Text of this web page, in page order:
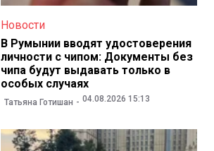
Новости
В Румынии вводят удостоверения
личности с чипом: Документы без
чипа будут выдавать только в
особых случаях
Татьяна Готишан 04.08.2026 15:13